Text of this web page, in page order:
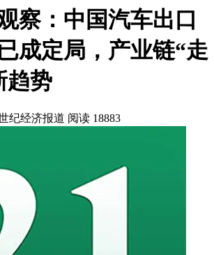
察：中国汽车出口
成定局，产业链“走
趋势
纪经济报道 阅读 18883